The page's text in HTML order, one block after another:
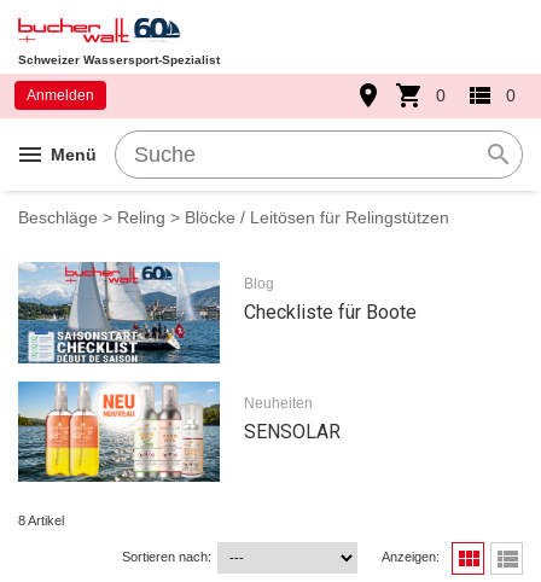
Schweizer Wassersport-Spezialist
menu Menü search
Anmelden place shopping_cart 0 view_list 0
Beschläge > Reling > Blöcke / Leitösen für Relingstützen
Blog
Checkliste für Boote
Neuheiten
SENSOLAR
8 Artikel
Sortieren nach: Anzeigen: view_module view_list